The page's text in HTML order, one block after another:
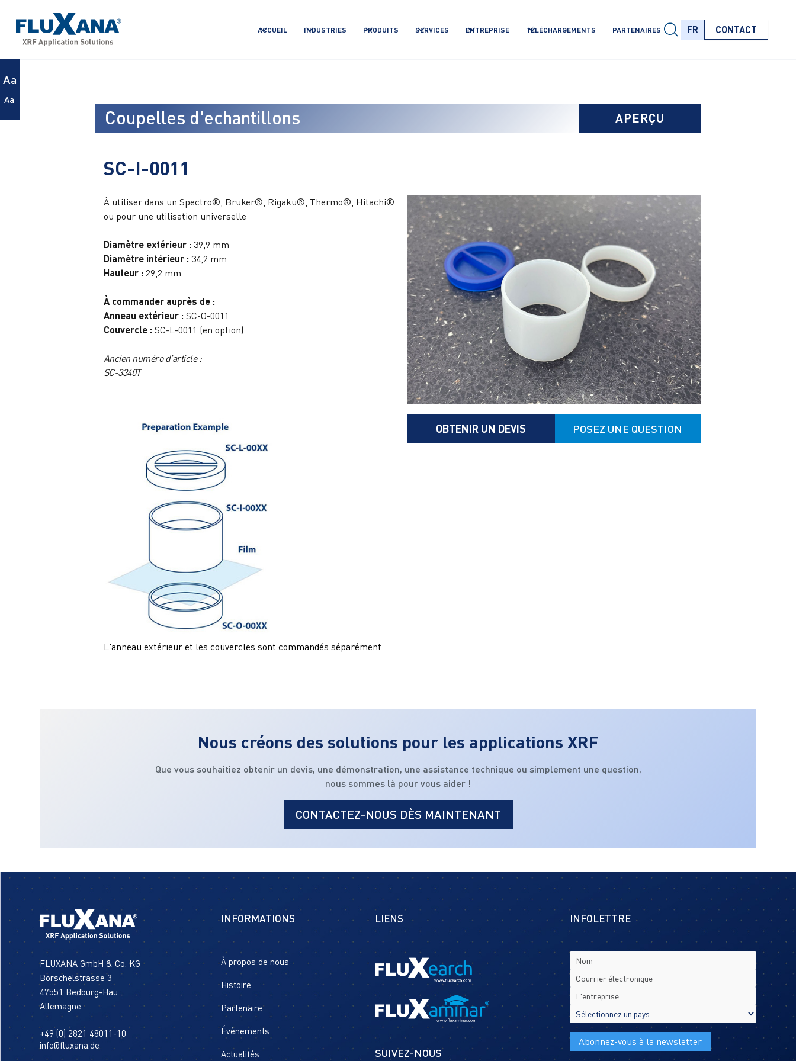
ACCUEIL INDUSTRIES PRODUITS SERVICES ENTREPRISE TÉLÉCHARGEMENTS PARTENAIRES
FR
FR
CONTACT
Aa
Aa
Coupelles d'echantillons APERÇU
SC-I-0011
À utiliser dans un Spectro®, Bruker®, Rigaku®, Thermo®, Hitachi®
ou pour une utilisation universelle
Diamètre extérieur : 39,9 mm
Diamètre intérieur : 34,2 mm
Hauteur : 29,2 mm
À commander auprès de :
Anneau extérieur : SC-O-0011
Couvercle : SC-L-0011 (en option)
Ancien numéro d'article :
SC-3340T
L'anneau extérieur et les couvercles sont commandés séparément
OBTENIR UN DEVIS POSEZ UNE QUESTION
Nous créons des solutions pour les applications XRF
Que vous souhaitiez obtenir un devis, une démonstration, une assistance technique ou simplement une question,
nous sommes là pour vous aider !
CONTACTEZ-NOUS DÈS MAINTENANT
FLUXANA GmbH & Co. KG
Borschelstrasse 3
47551 Bedburg-Hau
Allemagne
+49 (0) 2821 48011-10
info@fluxana.de
INFORMATIONS
À propos de nous
Histoire
Partenaire
Évènements
Actualités
LIENS
SUIVEZ-NOUS
INFOLETTRE